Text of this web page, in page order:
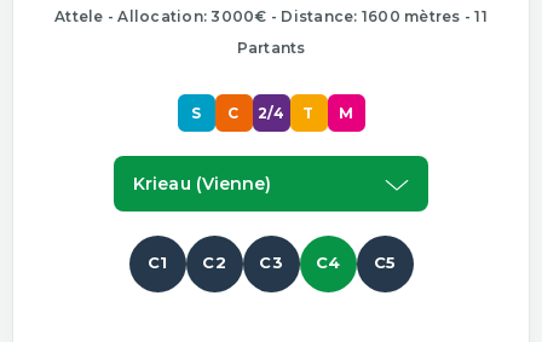
Attele - Allocation: 3000€ - Distance: 1600 mètres - 11
Partants
S C 2/4 T M
Krieau (vienne)
C1 C2 C3 C4 C5